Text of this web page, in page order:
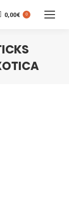
0,00€ 0